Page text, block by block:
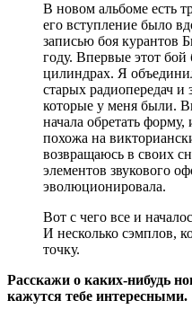
В новом альбоме есть
его вступление было
записью боя курантов
году. Впервые этот
цилиндрах. Я
старых радиопередач и
которые у меня были.
начала обретать форму,
похожа на
возвращаюсь в своих
элементов звукового
эволюционировала.
Вот с чего все и
И несколько сэмплов,
точку.
Расскажи о каких-нибудь
кажутся тебе интересными.